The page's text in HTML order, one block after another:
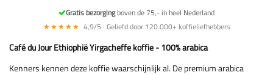
Gratis bezorgingboven de 75,- in heel Nederland
★★★★★ 4,9/5 · Geliefd door 120.000+ koffieliefhebbers
Café du Jour Ethiophië Yirgacheffe koffie - 100% arabica
Kenners kennen deze koffie waarschijnlijk al. De premium arabica